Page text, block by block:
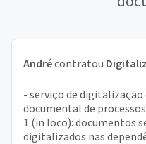
Andrécontratou
- serviço de digitalização
documental de
1 (in loco): documentos
digitalizados nas